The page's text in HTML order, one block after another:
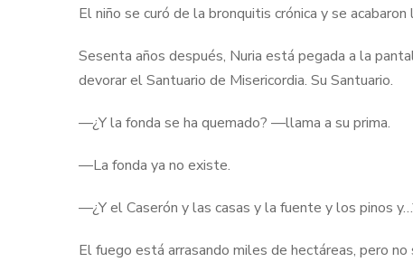
El niño se curó de la bronquitis crónica y se
Sesenta años después, Nuria está pegada a la
devorar el Santuario de Misericordia. Su Santuario.
—¿Y la fonda se ha quemado? —llama a su prima.
—La fonda ya no existe.
—¿Y el Caserón y las casas y la fuente y los pinos
El fuego está arrasando miles de hectáreas, pero